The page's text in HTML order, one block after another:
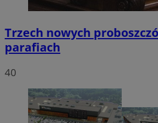
Trzech nowych
parafiach
40